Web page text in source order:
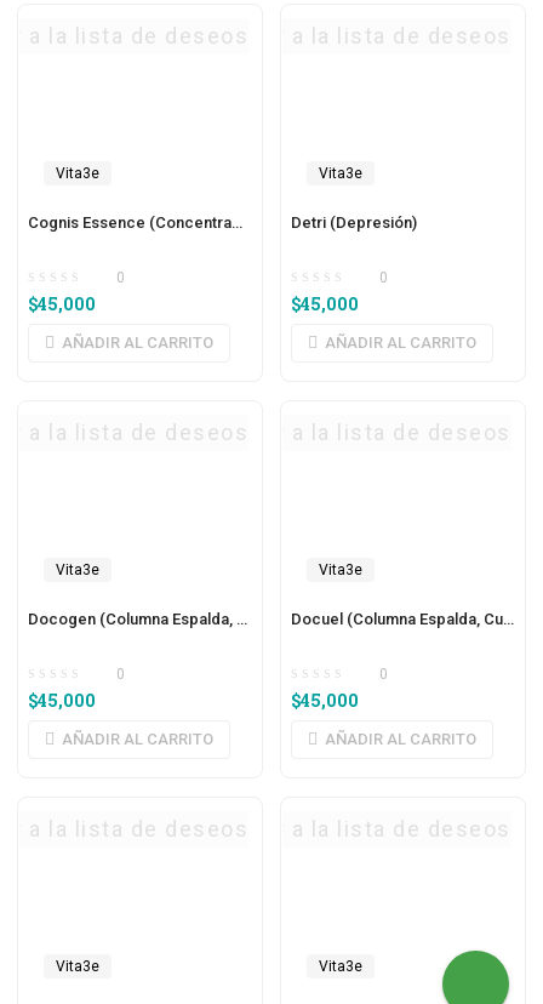
Vita3e
a la lista de deseos
Cognis Essence (Concentración)
0
$45,000
AÑADIR AL CARRITO
Vita3e
Agregar a la lista de deseos
Detri (Depresión)
0
$45,000
AÑADIR AL CARRITO
Vita3e
a la lista de deseos
Docogen (Columna Espalda, Dolor General)
0
$45,000
AÑADIR AL CARRITO
Vita3e
Agregar a la lista de deseos
Docuel (Columna Espalda, Cuello)
0
$45,000
AÑADIR AL CARRITO
Vita3e
a la lista de deseos
Vita3e
Agregar a la lista de deseos